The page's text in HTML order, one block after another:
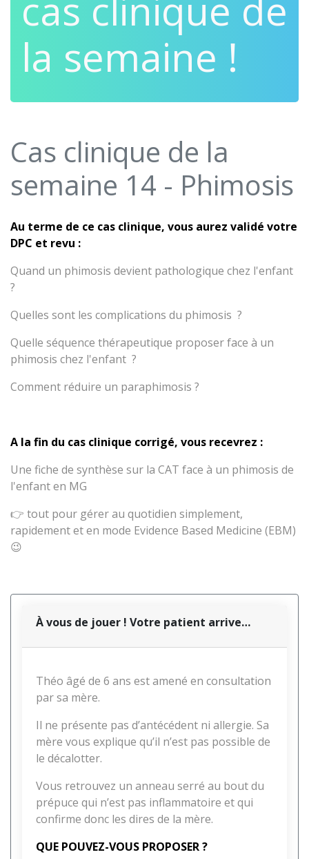
la semaine !
Cas clinique de la
semaine 14 - Phimosis
Au terme de ce cas clinique, vous aurez validé votre
DPC et revu :
Quand un phimosis devient pathologique chez l'enfant
?
Quelles sont les complications du phimosis ?
Quelle séquence thérapeutique proposer face à un
phimosis chez l'enfant ?
Comment réduire un paraphimosis ?
A la fin du cas clinique corrigé, vous recevrez :
Une fiche de synthèse sur la CAT face à un phimosis de
l'enfant en MG
👉 tout pour gérer au quotidien simplement,
rapidement et en mode Evidence Based Medicine (EBM)
😉
À vous de jouer ! Votre patient arrive…
Théo âgé de 6 ans est amené en consultation
par sa mère.
Il ne présente pas d’antécédent ni allergie. Sa
mère vous explique qu’il n’est pas possible de
le décalotter.
Vous retrouvez un anneau serré au bout du
prépuce qui n’est pas inflammatoire et qui
confirme donc les dires de la mère.
QUE POUVEZ-VOUS PROPOSER ?